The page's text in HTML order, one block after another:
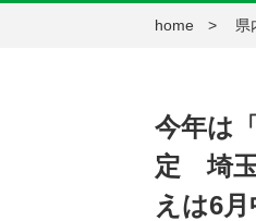
home 県
今年は
定 埼
えは6